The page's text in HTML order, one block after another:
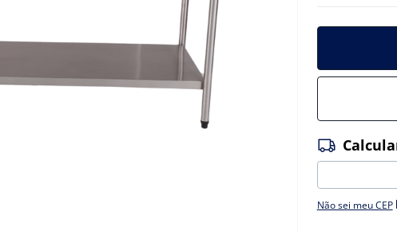
Não sei meu CEP